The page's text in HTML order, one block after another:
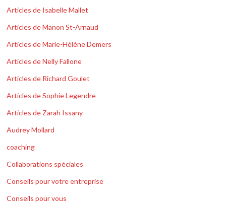
Articles de Isabelle Mallet
Articles de Manon St-Arnaud
Articles de Marie-Hélène Demers
Articles de Nelly Fallone
Articles de Richard Goulet
Articles de Sophie Legendre
Articles de Zarah Issany
Audrey Mollard
coaching
Collaborations spéciales
Conseils pour votre entreprise
Conseils pour vous